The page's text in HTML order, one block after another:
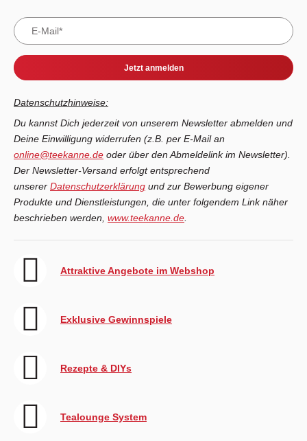
Jetzt anmelden
Datenschutzhinweise:
Du kannst Dich jederzeit von unserem Newsletter abmelden und
Deine Einwilligung widerrufen (z.B. per E-Mail an
online@teekanne.de oder über den Abmeldelink im Newsletter).
Der Newsletter-Versand erfolgt entsprechend
unserer Datenschutzerklärung und zur Bewerbung eigener
Produkte und Dienstleistungen, die unter folgendem Link näher
beschrieben werden, www.teekanne.de
Attraktive Angebote im Webshop
Exklusive Gewinnspiele
Rezepte & DIYs
Tealounge System